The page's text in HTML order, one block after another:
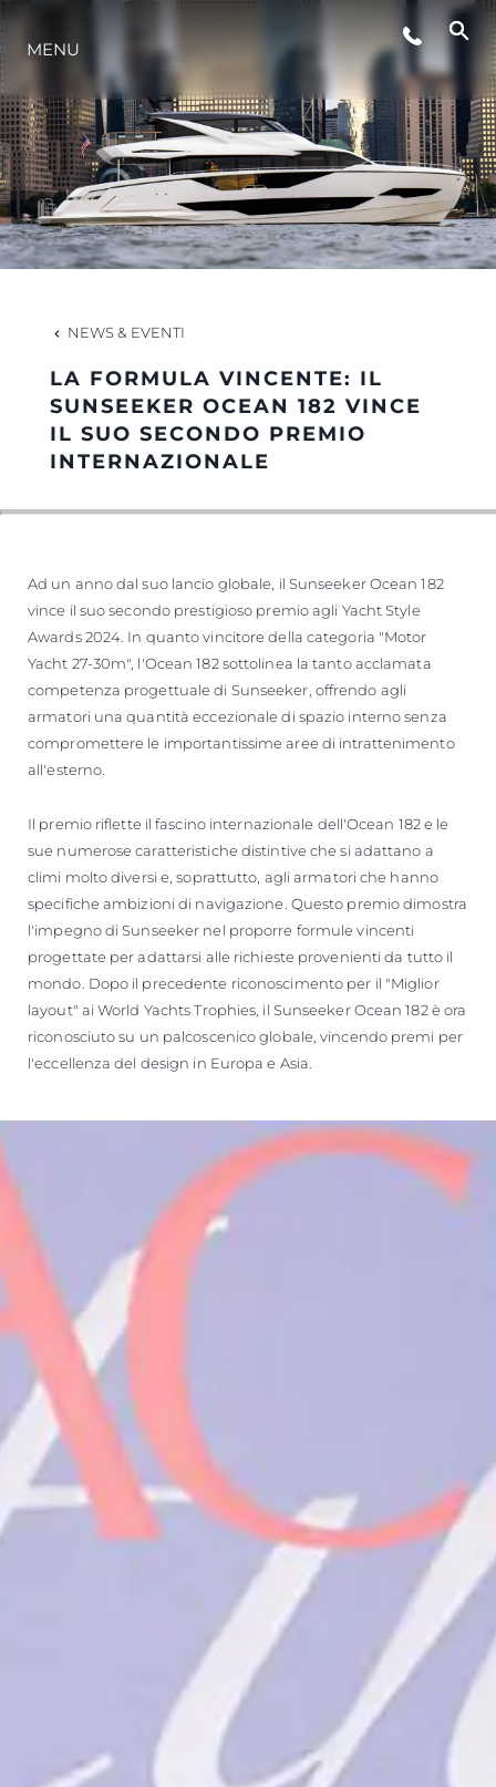
LIFESTYLE
INNOVAZIONE
L'AZIENDA
VALUTA LA TUA IMBARCAZIONE
SOUTH OF FRANCE ADVENTURES
MENU
NEWS & EVENTI
LA FORMULA VINCENTE: IL
SUNSEEKER OCEAN 182 VINCE
IL SUO SECONDO PREMIO
INTERNAZIONALE
Ad un anno dal suo lancio globale, il Sunseeker Ocean 182
vince il suo secondo prestigioso premio agli Yacht Style
Awards 2024. In quanto vincitore della categoria "Motor
Yacht 27-30m", l'Ocean 182 sottolinea la tanto acclamata
competenza progettuale di Sunseeker, offrendo agli
armatori una quantità eccezionale di spazio interno senza
compromettere le importantissime aree di intrattenimento
all'esterno.
Il premio riflette il fascino internazionale dell'Ocean 182 e le
sue numerose caratteristiche distintive che si adattano a
climi molto diversi e, soprattutto, agli armatori che hanno
specifiche ambizioni di navigazione. Questo premio dimostra
l'impegno di Sunseeker nel proporre formule vincenti
progettate per adattarsi alle richieste provenienti da tutto il
mondo. Dopo il precedente riconoscimento per il "Miglior
layout" ai World Yachts Trophies, il Sunseeker Ocean 182 è ora
riconosciuto su un palcoscenico globale, vincendo premi per
l'eccellenza del design in Europa e Asia.